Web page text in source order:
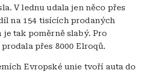
V lednu udala jen něco přes
na 154 tisících prodaných
tak poměrně slabý. Pro
přes 8000 Elroqů.
Evropské unie tvoří auta do